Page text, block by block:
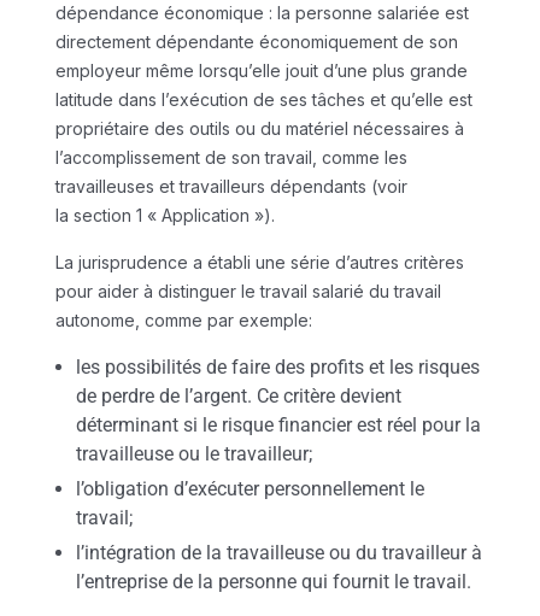
dépendance économique : la personne salariée est
directement dépendante économiquement de son
employeur même lorsqu’elle jouit d’une plus grande
latitude dans l’exécution de ses tâches et qu’elle est
propriétaire des outils ou du matériel nécessaires à
l’accomplissement de son travail, comme les
travailleuses et travailleurs dépendants (voir
la section 1 « Application »).
La jurisprudence a établi une série d’autres critères
pour aider à distinguer le travail salarié du travail
autonome, comme par exemple:
les possibilités de faire des profits et les risques
de perdre de l’argent. Ce critère devient
déterminant si le risque financier est réel pour la
travailleuse ou le travailleur;
l’obligation d’exécuter personnellement le
travail;
l’intégration de la travailleuse ou du travailleur à
l’entreprise de la personne qui fournit le travail.